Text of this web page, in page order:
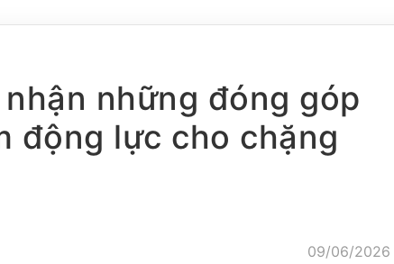
nhận những đóng góp
động lực cho chặng
09/06/2026